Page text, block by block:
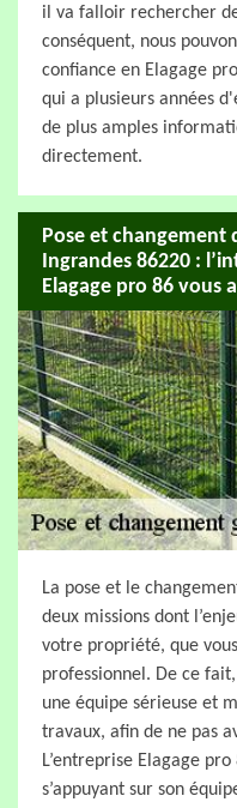
il va falloir rechercher
conséquent, nous
confiance en Elagage
qui a plusieurs années
de plus amples
directement.
Pose et changement
Ingrandes 86220 :
Elagage pro 86 vous
La pose et le
deux missions dont
votre propriété, que
professionnel. De ce
une équipe sérieuse et
travaux, afin de ne pas
L’entreprise Elagage
s’appuyant sur son